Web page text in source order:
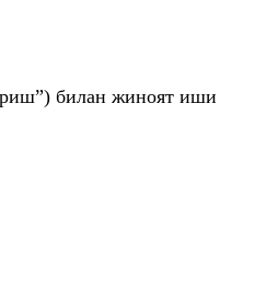
билан жиноят иши